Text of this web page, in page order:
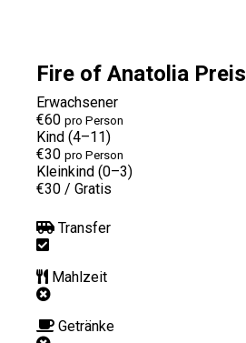
Fire of Anatolia Preis
Erwachsener
€60 pro Person
Kind (4–11)
€30 pro Person
Kleinkind (0–3)
€30 / Gratis
Transfer
Mahlzeit
Getränke